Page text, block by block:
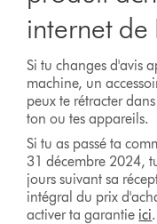
internet de
Si tu changes d'avis
machine, un
peux te rétracter
ton ou tes appareils.
Si tu as passé ta
31 décembre 2024,
jours suivant sa
intégral du prix
activer ta garantie ici.